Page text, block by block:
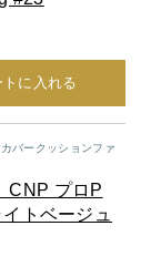
トに入れる
バークッションファ
CNP プロP
トベージュ